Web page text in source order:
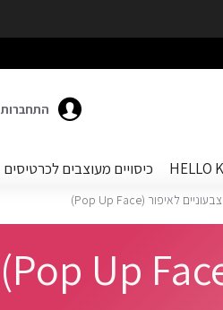
התחברות
כיסויים מעוצבים לכרטיסים